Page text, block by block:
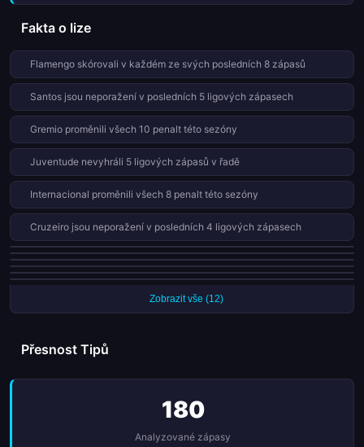
Fakta o lize
Flamengo skórovali v každém ze svých posledních 8 zápasů
Santos jsou neporažení v posledních 5 ligových zápasech
Gremio proměnili všech 10 penalt této sezóny
Juventude nevyhráli 5 ligových zápasů v řadě
Internacional proměnili všech 8 penalt této sezóny
Cruzeiro jsou neporažení v posledních 4 ligových zápasech
Atlético-MG obdrželi 8 červených karet v 38 zápasech této sezóny
Vasco da Gama inkasovali v každém ze svých posledních 7 zápasů
Internacional obdrželi 7 červených karet v 38 zápasech této sezóny
Flamengo proměnili všech 7 penalt této sezóny
Vitoria obdrželi 7 červených karet v 38 zápasech této sezóny
Zobrazit vše (12)
Přesnost Tipů
180
Analyzované zápasy